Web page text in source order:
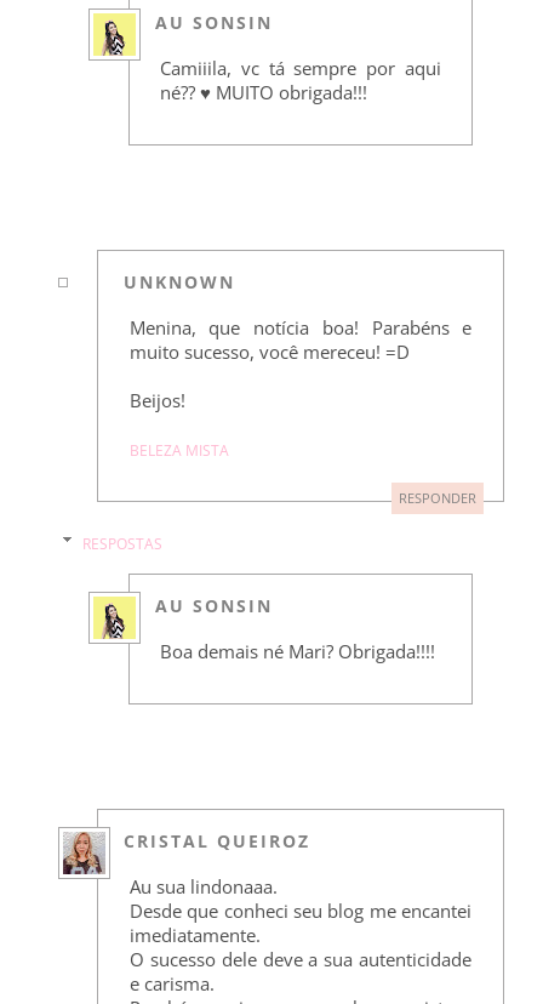
AU SONSIN
Camiiila, vc tá sempre por aqui
né?? ♥ MUITO obrigada!!!
UNKNOWN
Menina, que notícia boa! Parabéns e
muito sucesso, você mereceu! =D
Beijos!
BELEZA MISTA
RESPONDER
RESPOSTAS
AU SONSIN
Boa demais né Mari? Obrigada!!!!
CRISTAL QUEIROZ
Au sua lindonaaa.
Desde que conheci seu blog me encantei
imediatamente.
O sucesso dele deve a sua autenticidade
e carisma.